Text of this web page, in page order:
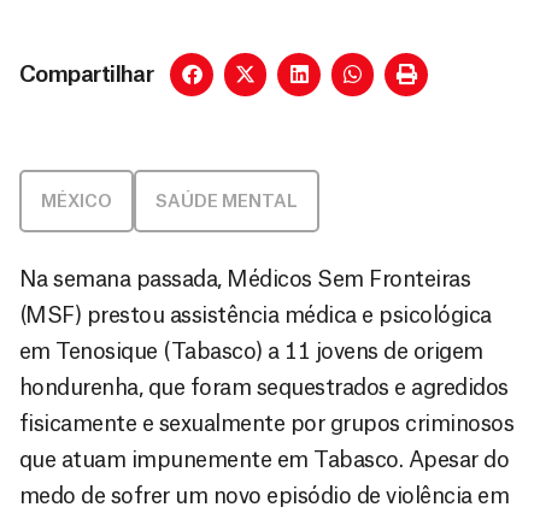
Compartilhar
MÉXICO SAÚDE MENTAL
Na semana passada, Médicos Sem Fronteiras
(MSF) prestou assistência médica e psicológica
em Tenosique (Tabasco) a 11 jovens de origem
hondurenha, que foram sequestrados e agredidos
fisicamente e sexualmente por grupos criminosos
que atuam impunemente em Tabasco. Apesar do
medo de sofrer um novo episódio de violência em